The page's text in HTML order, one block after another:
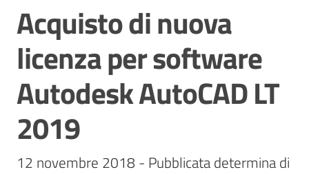
Stazioni
appaltanti
Contatti
Salta al contenuto
Acquisto di nuova
licenza per software
Autodesk AutoCAD LT
2019
12 novembre 2018 - Pubblicata determina di